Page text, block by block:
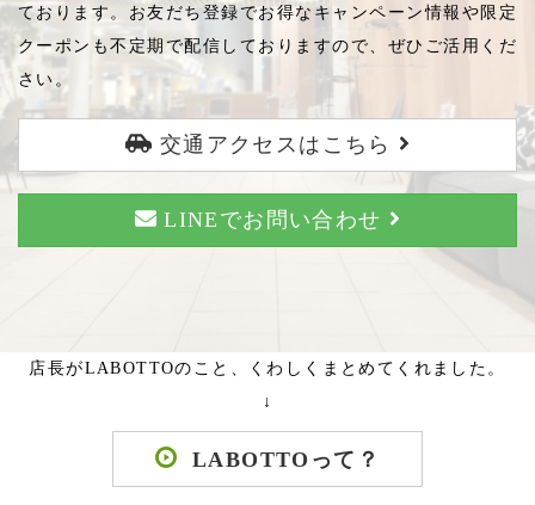
ております。お友だち登録でお得なキャンペーン情報や限定
クーポンも不定期で配信しておりますので、ぜひご活用くだ
さい。
交通アクセスはこちら
LINEでお問い合わせ
店長がLABOTTOのこと、くわしくまとめてくれました。
↓
LABOTTOって？